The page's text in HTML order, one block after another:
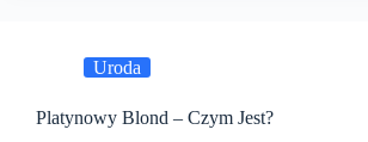
Uroda
Platynowy Blond – Czym Jest?